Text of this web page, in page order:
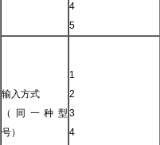
4
5
输入方式
（同一种型
号）
1
2
3
4